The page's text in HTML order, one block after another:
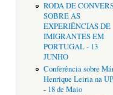
RODA DE
SOBRE AS
EXPERIÊNCIAS DE
IMIGRANTES EM
PORTUGAL - 13
JUNHO
Conferência sobre
Henrique Leiria na
- 18 de Maio